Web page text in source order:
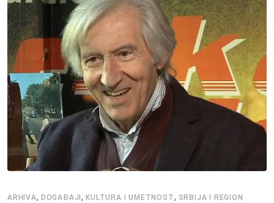
ARHIVA, DOGAĐAJI,KULTURA I UMETNOST, SRBIJA I REGION